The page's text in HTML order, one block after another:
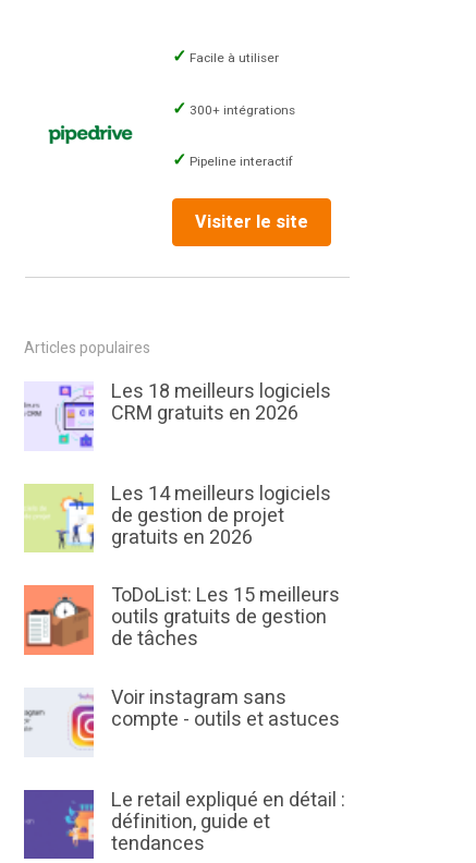
Facile à utiliser
300+ intégrations
Pipeline interactif
Visiter le site
Articles populaires
Les 18 meilleurs logiciels
CRM gratuits en 2026
Les 14 meilleurs logiciels
de gestion de projet
gratuits en 2026
ToDoList: Les 15 meilleurs
outils gratuits de gestion
de tâches
Voir instagram sans
compte - outils et astuces
Le retail expliqué en détail :
définition, guide et
tendances